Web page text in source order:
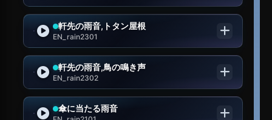
軒先の雨音,トタン屋根
EN_rain2301
軒先の雨音,鳥の鳴き声
EN_rain2302
傘に当たる雨音